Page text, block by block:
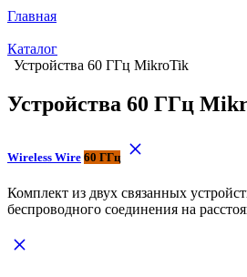
Главная
Каталог
Устройства 60 ГГц MikroTik
Устройства 60 ГГц
Wireless Wire 60 ГГц
Комплект из двух связанных
беспроводного соединения на